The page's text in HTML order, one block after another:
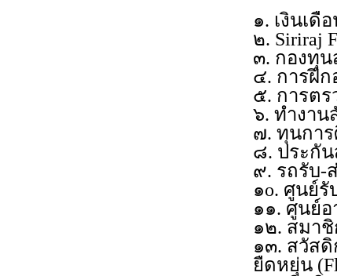
๑. เงินเดื
๒. Siriraj
๓. กองทุน
๔. การฝึ
๕. การตร
๖. ทำงา
๗. ทุนกา
๘. ประกัน
๙. รถรับ-
๑o. ศูนย์รั
๑๑. ศูนย์
๑๒. สมา
๑๓. สวัส
ยืดหยุ่น